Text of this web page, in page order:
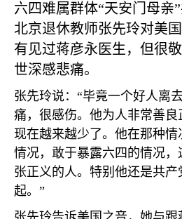
六四难属群体“天安门母亲
北京退休教师张先玲对美
有见过蒋彦永医生，但很
世深感悲痛。
张先玲说：“毕竟一个好人离
痛，很感伤。他为人非常善
现在越来越少了。他在那种
情况，敢于暴露六四的情况
张正义的人。特别他还是共
起。”